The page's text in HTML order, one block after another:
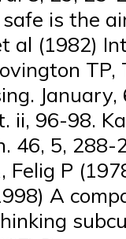
is the
al (1982)
96-98.
5, 288-
P
A